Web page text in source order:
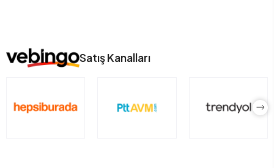
Satış Kanalları